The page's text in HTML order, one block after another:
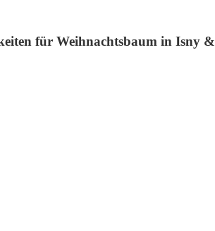
für Weihnachtsbaum in Isny &